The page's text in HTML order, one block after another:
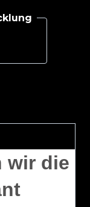
wir die